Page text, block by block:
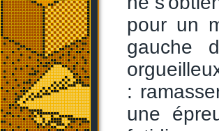
pour un
gauche
:
une